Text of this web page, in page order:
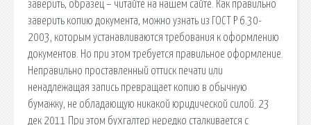
заверить, образец – читайте на нашем сайте. Как правильно
заверить копию документа, можно узнать из ГОСТ Р 6.30-
2003, которым устанавливаются требования к оформлению
документов. Но при этом требуется правильное оформление.
Неправильно проставленный оттиск печати или
ненадлежащая запись превращает копию в обычную
бумажку, не обладающую никакой юридической силой. 23
дек 2011 При этом бухгалтер нередко сталкивается с